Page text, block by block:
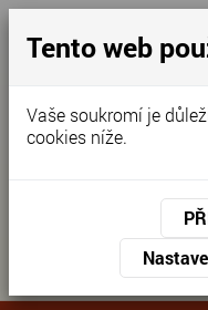
prohlídka
Tento web
Vaše soukromí je
cookies níže.